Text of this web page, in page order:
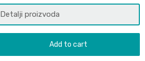
Detalji proizvoda
Add to cart